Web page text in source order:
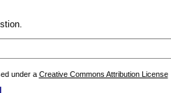
under a Creative Commons Attribution License